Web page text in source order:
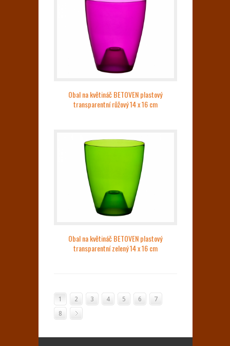
Obal na květináč BETOVEN plastový
transparentní růžový 14 x 16 cm
Obal na květináč BETOVEN plastový
transparentní zelený 14 x 16 cm
1 2 3 4 5 6
7
8